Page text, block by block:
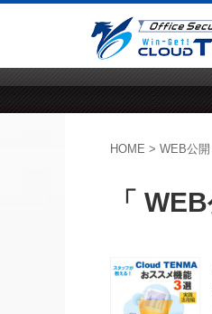
HOME > WEB公開
「